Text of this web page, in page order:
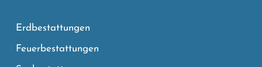
Erdbestattungen
Feuerbestattungen